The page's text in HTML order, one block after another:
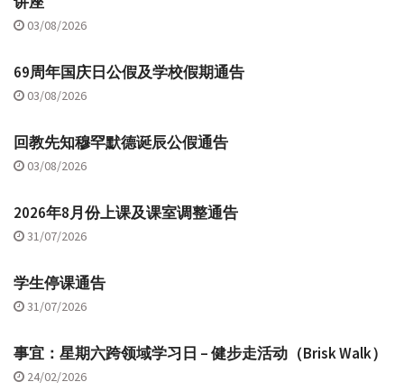
03/08/2026
69周年国庆日公假及学校假期通告
03/08/2026
回教先知穆罕默德诞辰公假通告
03/08/2026
2026年8月份上课及课室调整通告
31/07/2026
学生停课通告
31/07/2026
事宜：星期六跨领域学习日 – 健步走活动（Brisk Walk）
24/02/2026